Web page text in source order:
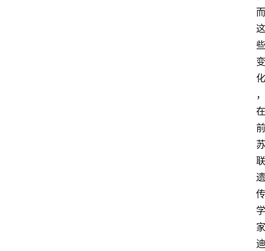
而
这
些
变
化
，
在
前
苏
联
遗
传
学
家
迪